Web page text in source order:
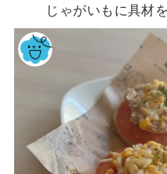
じゃがいもに具材